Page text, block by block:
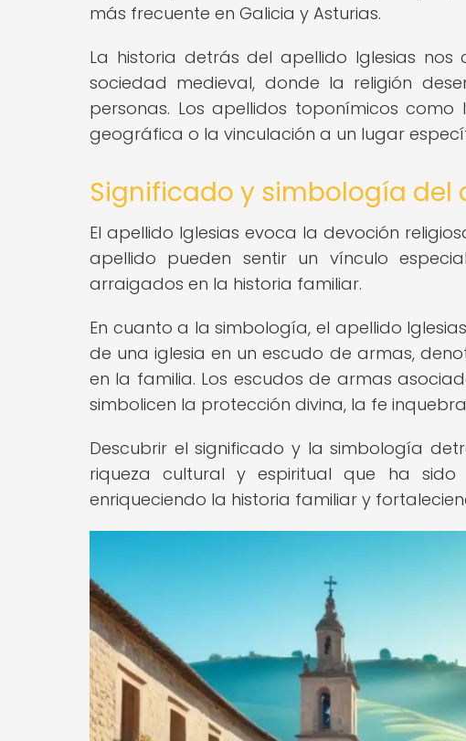
más frecuente en Galicia y Asturias.
La historia detrás del apellido Iglesias
sociedad medieval, donde la religión
personas. Los apellidos toponímicos
geográfica o la vinculación a un lugar
Significado y simbología del
El apellido Iglesias evoca la devoción
apellido pueden sentir un vínculo
arraigados en la historia familiar.
En cuanto a la simbología, el apellido
de una iglesia en un escudo de armas,
en la familia. Los escudos de armas
simbolicen la protección divina, la fe
Descubrir el significado y la simbología
riqueza cultural y espiritual que ha
enriqueciendo la historia familiar y